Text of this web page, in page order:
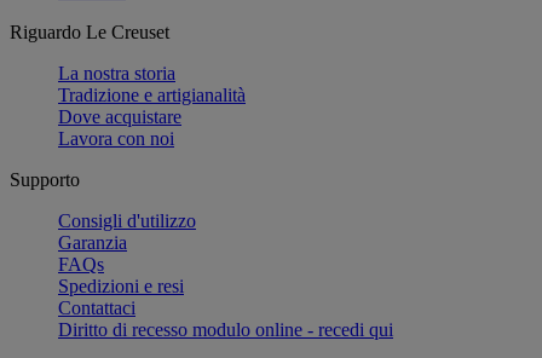
Riguardo Le Creuset
La nostra storia
Tradizione e artigianalità
Dove acquistare
Lavora con noi
Supporto
Consigli d'utilizzo
Garanzia
FAQs
Spedizioni e resi
Contattaci
Diritto di recesso modulo online - recedi qui